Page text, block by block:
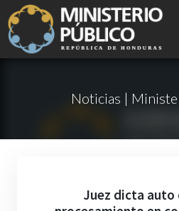
Noticias |
Juez dicta